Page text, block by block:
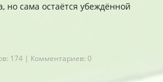
но сама остаётся убеждённой
174 | Комментариев: 0